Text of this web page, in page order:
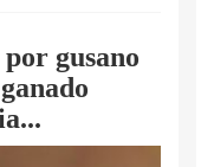
gusano